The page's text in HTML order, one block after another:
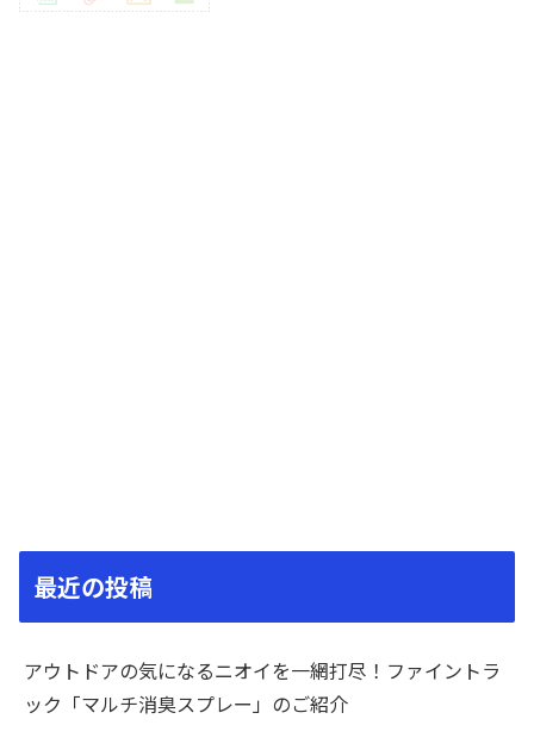
最近の投稿
アウトドアの気になるニオイを一網打尽！ファイントラ
ック「マルチ消臭スプレー」のご紹介